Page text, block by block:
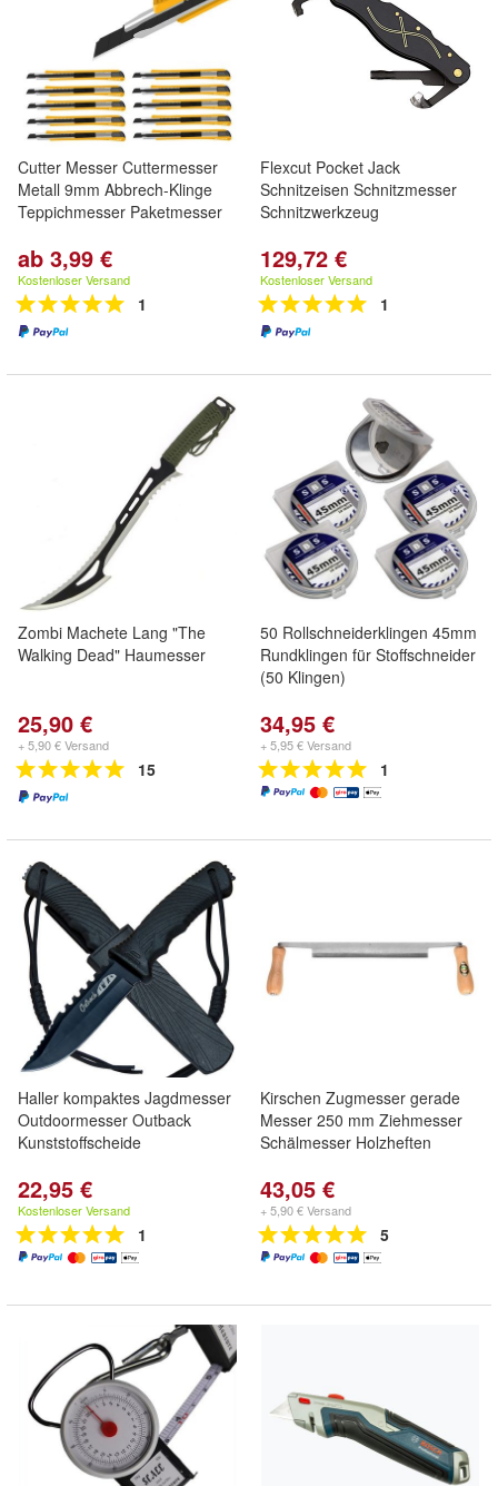
Cutter Messer Cuttermesser
Metall 9mm Abbrech-Klinge
Teppichmesser Paketmesser
ab 3,99 €
Kostenloser Versand
1
Flexcut Pocket Jack
Schnitzeisen Schnitzmesser
Schnitzwerkzeug
129,72 €
Kostenloser Versand
1
Zombi Machete Lang "The
Walking Dead" Haumesser
25,90 €
+ 5,90 € Versand
15
50 Rollschneiderklingen 45mm
Rundklingen für Stoffschneider
(50 Klingen)
34,95 €
+ 5,95 € Versand
1
Haller kompaktes Jagdmesser
Outdoormesser Outback
Kunststoffscheide
22,95 €
Kostenloser Versand
1
Kirschen Zugmesser gerade
Messer 250 mm Ziehmesser
Schälmesser Holzheften
43,05 €
+ 5,90 € Versand
5